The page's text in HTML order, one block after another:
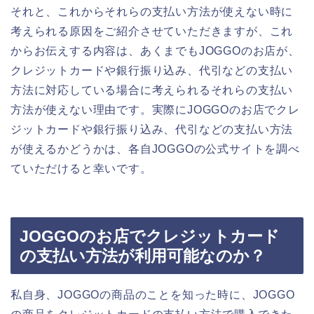
それと、これからそれらの支払い方法が使えない時に
考えられる原因をご紹介させていただきますが、これ
からお伝えする内容は、あくまでもJOGGOのお店が、
クレジットカードや銀行振り込み、代引などの支払い
方法に対応している場合に考えられるそれらの支払い
方法が使えない理由です。実際にJOGGOのお店でクレ
ジットカードや銀行振り込み、代引などの支払い方法
が使えるかどうかは、各自JOGGOの公式サイトを調べ
ていただけると幸いです。
JOGGOのお店でクレジットカード
の支払い方法が利用可能なのか？
私自身、JOGGOの商品のことを知った時に、JOGGO